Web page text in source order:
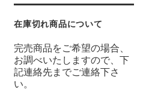
在庫切れ商品について
完売商品をご希望の場合、
お調べいたしますので、下
記連絡先までご連絡下さ
い。